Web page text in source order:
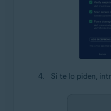
Si te lo piden,